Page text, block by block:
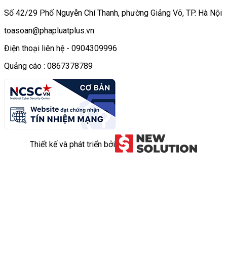
Số 42/29 Phố Nguyễn Chí Thanh, phường Giảng Võ, TP. Hà Nội
toasoan@phapluatplus.vn
Điện thoại liên hệ - 0904309996
Quảng cáo : 0867378789
Thiết kế và phát triển bởi